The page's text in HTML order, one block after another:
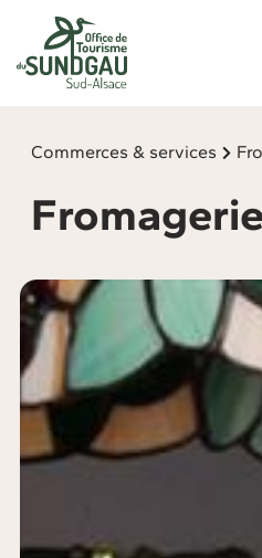
Commerces & services
Panneau de gestion des